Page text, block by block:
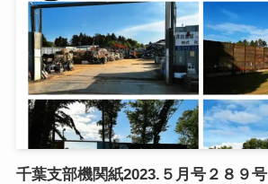
千葉支部機関紙2023.５月号２８９号